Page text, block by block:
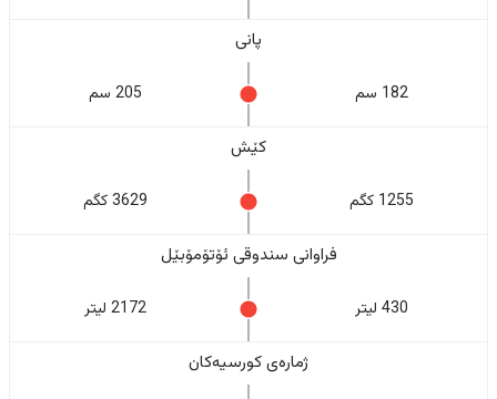
پانی
182 سم 205 سم
کێش
1255 کگم 3629 کگم
فراوانی سندوقی ئۆتۆمۆبێل
430 لیتر 2172 لیتر
ژمارەی کورسیەکان